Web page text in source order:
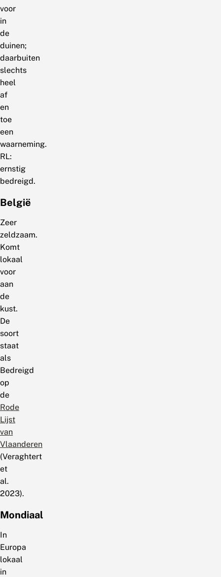
voor
in
de
duinen;
daarbuiten
slechts
heel
af
en
toe
een
waarneming.
RL:
ernstig
bedreigd.
België
Zeer
zeldzaam.
Komt
lokaal
voor
aan
de
kust.
De
soort
staat
als
Bedreigd
op
de
Rode
Lijst
van
Vlaanderen
(Veraghtert
et
al.
2023).
Mondiaal
In
Europa
lokaal
in